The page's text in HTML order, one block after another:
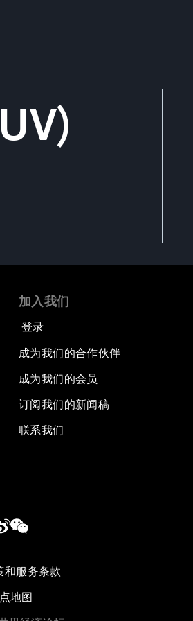
加入我们
登录
成为我们的合作伙伴
成为我们的会员
订阅我们的新闻稿
联系我们
和服务条款
地图